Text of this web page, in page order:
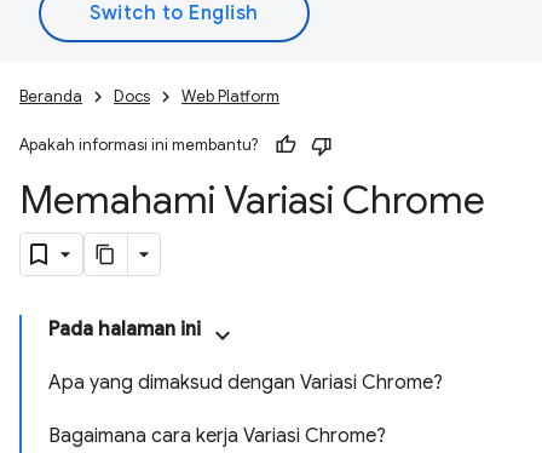
Beranda Docs Web Platform
Apakah informasi ini membantu?
Memahami Variasi Chrome
Pada halaman ini
Apa yang dimaksud dengan Variasi Chrome?
Bagaimana cara kerja Variasi Chrome?